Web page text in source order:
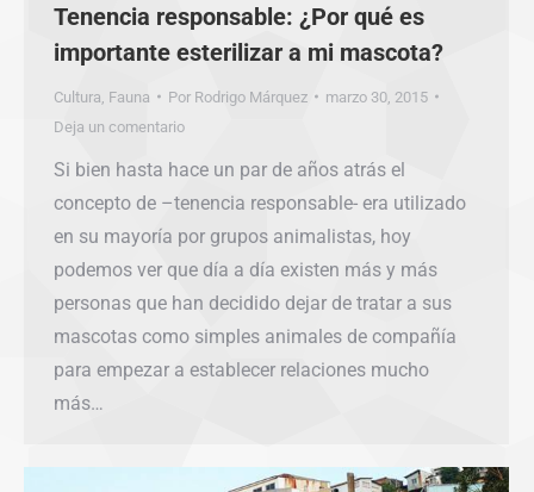
Tenencia responsable: ¿Por qué es
importante esterilizar a mi mascota?
Cultura Fauna Por Rodrigo Márquez
marzo 30, 2015
Deja un comentario
Si bien hasta hace un par de años atrás el
concepto de –tenencia responsable- era utilizado
en su mayoría por grupos animalistas, hoy
podemos ver que día a día existen más y más
personas que han decidido dejar de tratar a sus
mascotas como simples animales de compañía
para empezar a establecer relaciones mucho
más…